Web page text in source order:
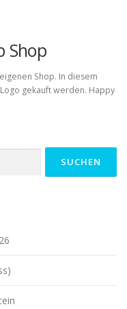
Shop
Shop. In diesem
gekauft werden. Happy